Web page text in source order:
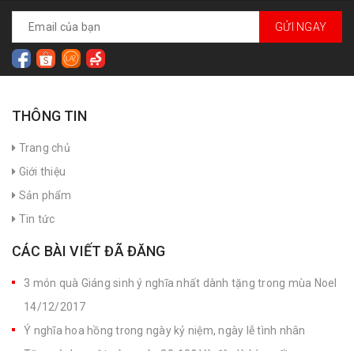
GỬI NGAY
THÔNG TIN
Trang chủ
Giới thiệu
Sản phẩm
Tin tức
CÁC BÀI VIẾT ĐÃ ĐĂNG
3 món quà Giáng sinh ý nghĩa nhất dành tặng trong mùa Noel
14/12/2017
Ý nghĩa hoa hồng trong ngày kỷ niệm, ngày lễ tình nhân